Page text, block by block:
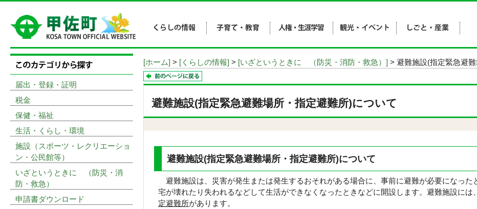
[ホーム] > [くらしの情報] > [いざというときに （防災・消防・救急）] > 避難施設(指定緊急避
避難施設(指定緊急避難場所・指定避難所)について
避難施設(指定緊急避難場所・指定避難所)について
避難施設は、災害が発生または発生するおそれがある場合に、事前に避難が必要になった
宅が壊れたり失われるなどして生活ができなくなったときなどに開設します。避難施設には、
定避難所があります。
届出・登録・証明
税金
保健・福祉
生活・くらし・環境
施設（スポーツ・レクリエーショ
ン・公民館等）
いざというときに （防災・消
防・救急）
申請書ダウンロード